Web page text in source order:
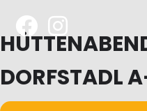
DORFSTADL